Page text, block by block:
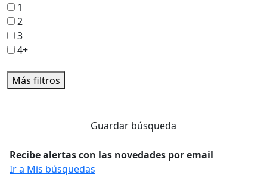
1
2
3
4+
Más filtros
Guardar búsqueda
Recibe alertas con las novedades por email
Ir a Mis búsquedas